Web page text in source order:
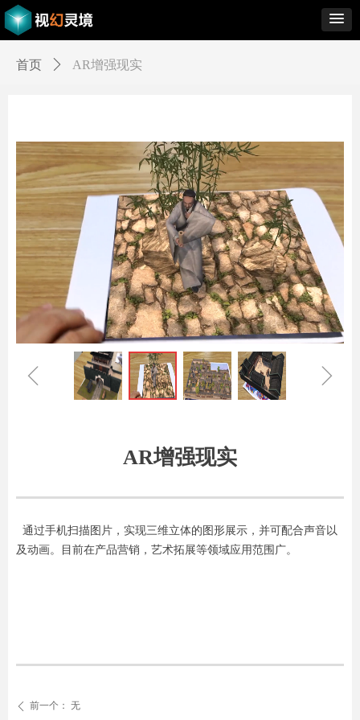
Control Render
ControlType:productSlideBind Error:未将对象引用设置到对象的实例。
ꁆ ꁇ
AR增强现实
通过手机扫描图片，实现三维立体的图形展示，并可配合声音以
及动画。目前在产品营销，艺术拓展等领域应用范围广。
ꄴ 前一个： 无
首页 ꄲ AR增强现实